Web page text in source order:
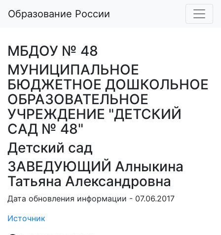
Образование России
МБДОУ № 48
МУНИЦИПАЛЬНОЕ
БЮДЖЕТНОЕ ДОШКОЛЬНОЕ
ОБРАЗОВАТЕЛЬНОЕ
УЧРЕЖДЕНИЕ "ДЕТСКИЙ
САД № 48"
Детский сад
ЗАВЕДУЮЩИЙ Алныкина
Татьяна Александровна
Дата обновления информации - 07.06.2017
Источник